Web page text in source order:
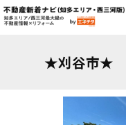
★刈谷市★